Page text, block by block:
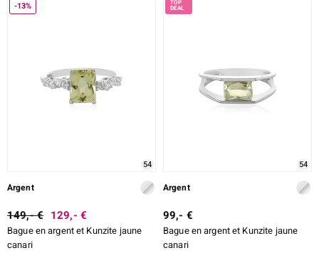
-13%
54
Argent
149,- € 129,- €
Bague en argent et Kunzite jaune
canari
54
Argent
99,- €
Bague en argent et Kunzite jaune
canari